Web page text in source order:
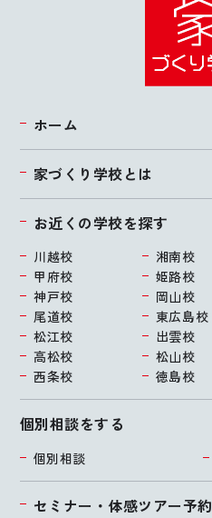
ホーム
家づくり学校とは
個別相談をする
個別相談
セミナー・体感ツアー予約
お近くの学校を探す
川越校 湘南校
甲府校
姫路校
神戸校
岡山校
尾道校
東広島校
松江校
出雲校
高松校
松山校
西条校
徳島校